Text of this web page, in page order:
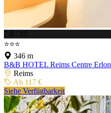
7.8 / 10
⭐⭐⭐
346 m
B&B HOTEL Reims Centre Erlon
Reims
Ab 117 €
Siehe Verfügbarkeit